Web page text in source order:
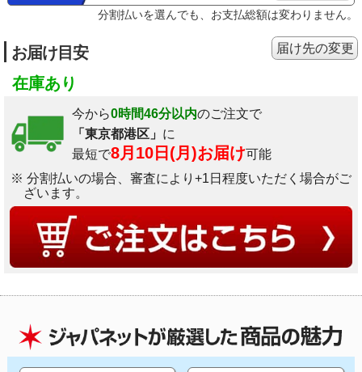
分割払いを選んでも、お支払総額は変わりません。
お届け目安
在庫あり
今から0時間46分以内のご注文で
「東京都港区」 に
最短で8月10日(月)お届け可能
※ 分割払いの場合、審査により+1日程度いただく場合がご
ざいます。
届け先の変更